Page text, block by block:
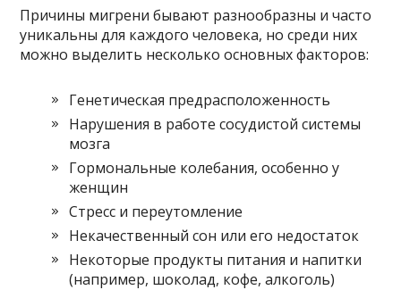
Причины мигрени бывают разнообразны и часто
уникальны для каждого человека, но среди них
можно выделить несколько основных факторов:
Генетическая предрасположенность
Нарушения в работе сосудистой системы
мозга
Гормональные колебания, особенно у
женщин
Стресс и переутомление
Некачественный сон или его недостаток
Некоторые продукты питания и напитки
(например, шоколад, кофе, алкоголь)